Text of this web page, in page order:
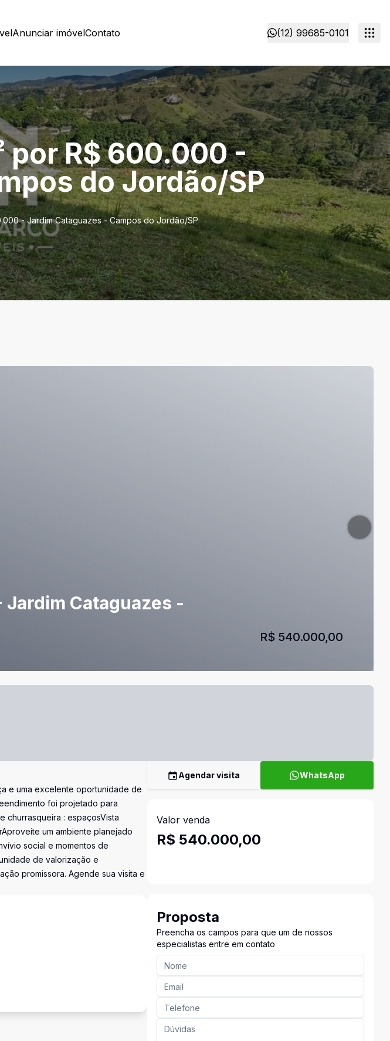
Anunciar imóvelContato (12) 99685-0101
por R$ 600.000 -
do Jordão/SP
- Jardim Cataguazes - Campos do Jordão/SP
Jardim Cataguazes -
R$ 540.000,00
e uma excelente oportunidade de
foi projetado para
churrasqueira : espaçosVista
um ambiente planejado
social e momentos de
de valorização e
promissora. Agende sua visita e
Agendar visita WhatsApp
Valor venda
R$ 540.000,00
Proposta
Preencha os campos para que um de nossos
especialistas entre em contato